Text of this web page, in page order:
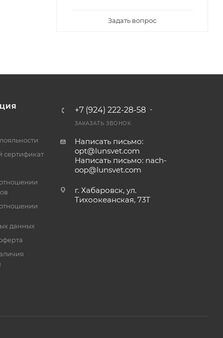
Задать вопрос
данных
+7 (924) 222-28-58
ЗАКАЗАТЬ ЗВОНОК
Написать письмо:
opt@lunsvet.com
Написать письмо: nach-
oop@lunsvet.com
г. Хабаровск, ул.
Тихоокеанская, 73Т